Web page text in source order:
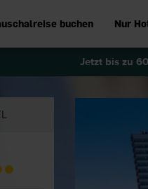
buchen Nur
Jetzt bis zu